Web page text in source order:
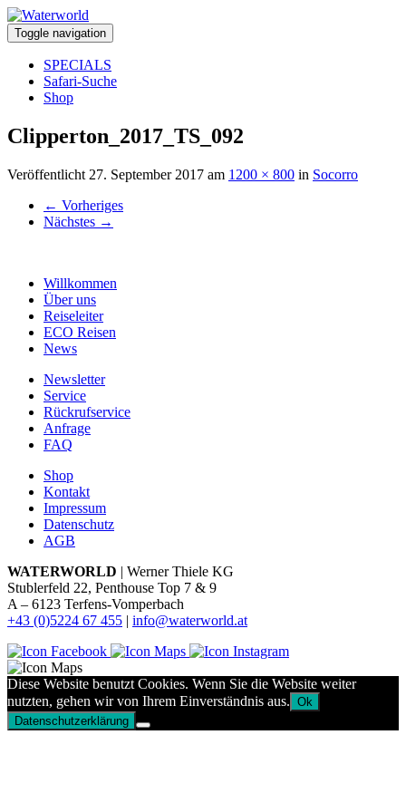
Toggle navigation
SPECIALS
Safari-Suche
Shop
Clipperton_2017_TS_092
Veröffentlicht 27. September 2017 am 1200 × 800 in Socorro
← Vorheriges
Nächstes →
Willkommen
Über uns
Reiseleiter
ECO Reisen
News
Newsletter
Service
Rückrufservice
Anfrage
FAQ
Shop
Kontakt
Impressum
Datenschutz
AGB
WATERWORLD | Werner Thiele KG
Stublerfeld 22, Penthouse Top 7 & 9
A – 6123 Terfens-Vomperbach
+43 (0)5224 67 455 | info@waterworld.at
Diese Website benutzt Cookies. Wenn Sie die Website weiter
nutzten, gehen wir von Ihrem Einverständnis aus. Ok
Datenschutzerklärung